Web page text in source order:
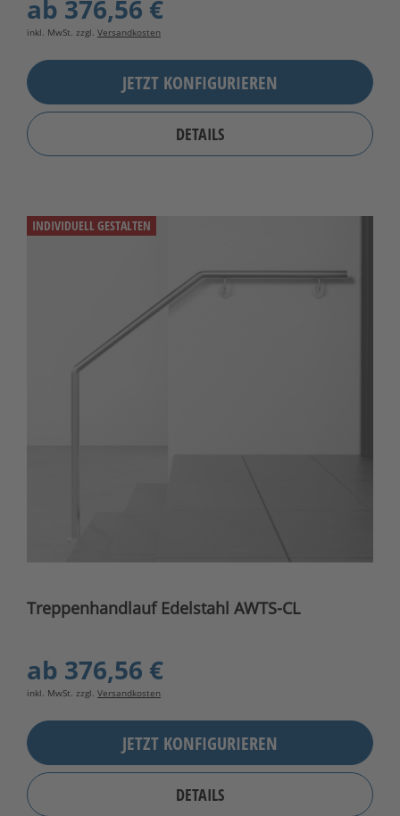
ab 376,56 €
inkl. MwSt. zzgl. Versandkosten
JETZT KONFIGURIEREN
DETAILS
INDIVIDUELL GESTALTEN
Treppenhandlauf Edelstahl AWTS-CL
ab 376,56 €
inkl. MwSt. zzgl. Versandkosten
JETZT KONFIGURIEREN
DETAILS